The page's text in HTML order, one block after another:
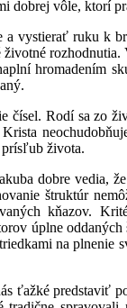
dobrej vôle, ktorí
vystierať ruku k
hromadením
čísel. Rodí sa zo
prísľub života.
dobre vedia,
štruktúr
kňazov.
úplne
na plnenie
ťažké predstaviť